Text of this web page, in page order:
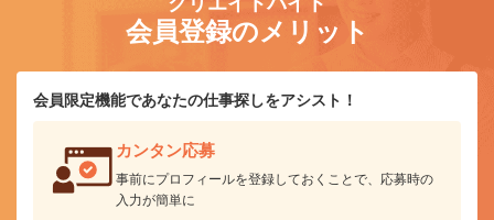
会員登録のメリット
会員限定機能であなたの仕事探しをアシスト！
カンタン応募
事前にプロフィールを登録しておくことで、応募時の
入力が簡単に